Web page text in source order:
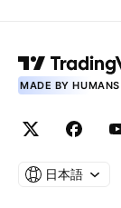
MADE BY
日本語